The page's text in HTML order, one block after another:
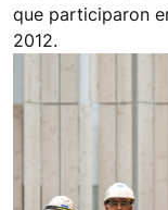
que participaron
2012.